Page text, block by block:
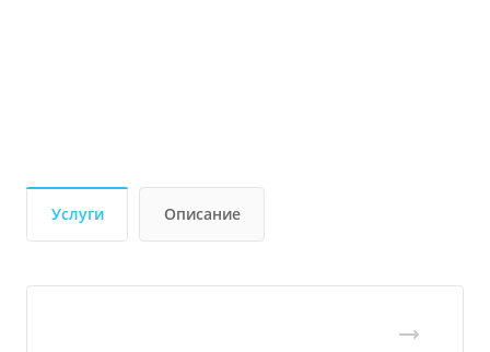
Услуги Описание